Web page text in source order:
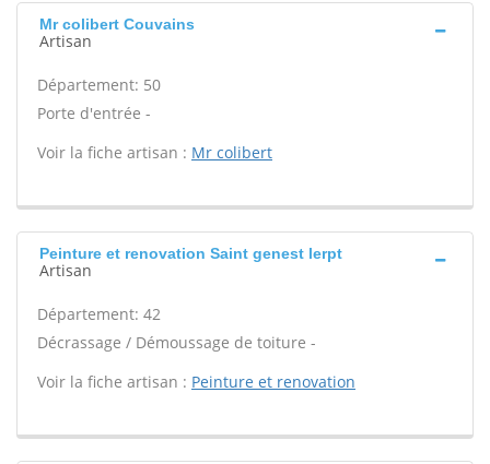
Mr colibert Couvains
Artisan
Département: 50
Porte d'entrée -
Voir la fiche artisan : Mr colibert
Peinture et renovation Saint genest lerpt
Artisan
Département: 42
Décrassage / Démoussage de toiture -
Voir la fiche artisan : Peinture et renovation